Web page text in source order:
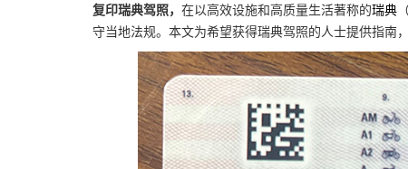
复印瑞典驾照， 在以高效设施和高质量生活著称的瑞典
守当地法规。本文为希望获得瑞典驾照的人士提供指南